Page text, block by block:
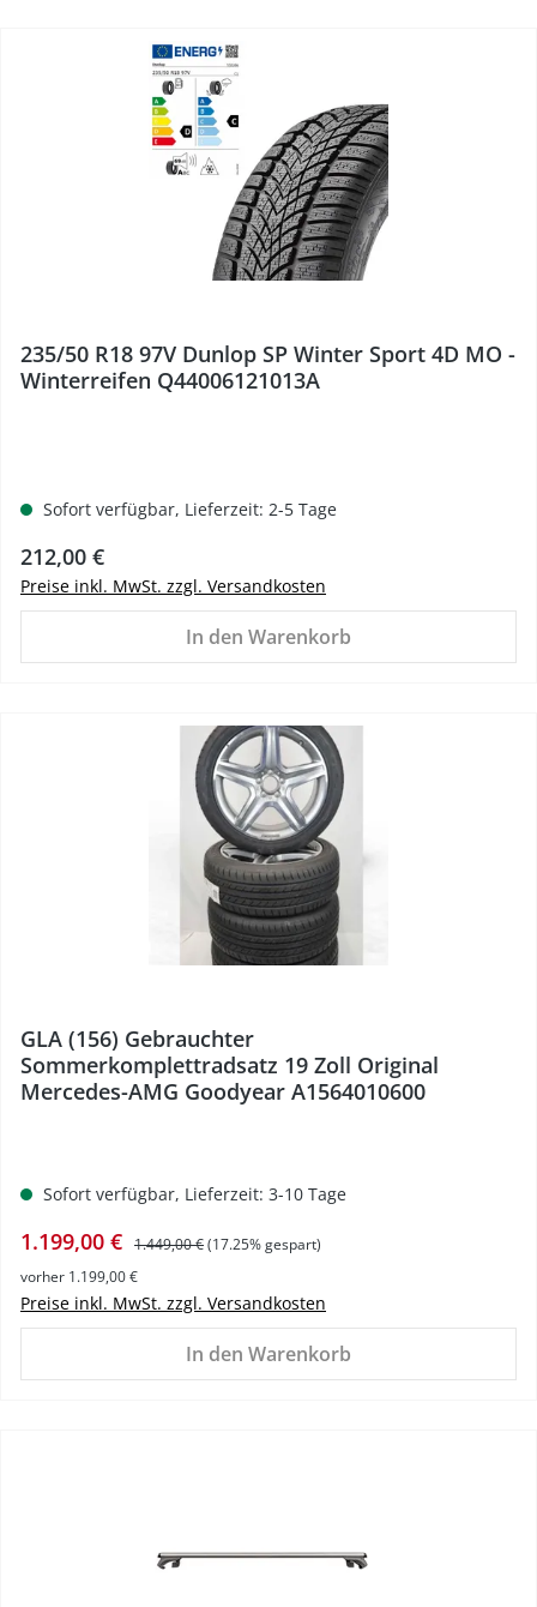
235/50 R18 97V Dunlop SP Winter Sport 4D MO -
Winterreifen Q44006121013A
Sofort verfügbar, Lieferzeit: 2-5 Tage
Regulärer Preis:
212,00 €
Preise inkl. MwSt. zzgl. Versandkosten
In den Warenkorb
GLA (156) Gebrauchter
Sommerkomplettradsatz 19 Zoll Original
Mercedes-AMG Goodyear A1564010600
Sofort verfügbar, Lieferzeit: 3-10 Tage
Verkaufspreis:
1.199,00 € Regulärer Preis:
1.449,00 €(17.25% gespart)
vorher 1.199,00 €
Preise inkl. MwSt. zzgl. Versandkosten
In den Warenkorb